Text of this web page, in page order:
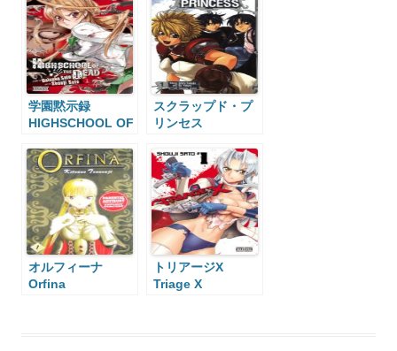
学園黙示録
HIGHSCHOOL OF
スクラップド・プ
リンセス
Princess
オルフィーナ
Orfina
トリアージX
Triage X